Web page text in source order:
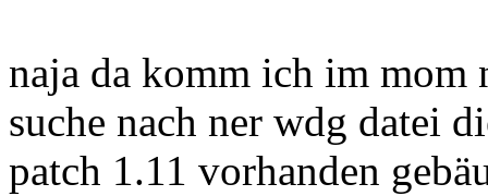
naja da komm ich im mom
suche nach ner wdg datei
patch 1.11 vorhanden